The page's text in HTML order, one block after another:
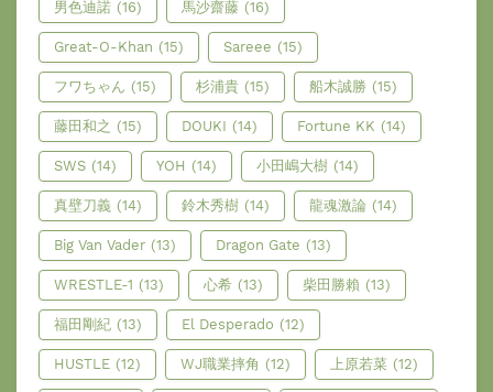
男色迪諾 (16) 馬沙齋藤 (16)
Great-O-Khan (15) Sareee (15)
フワちゃん (15) 杉浦貴 (15) 船木誠勝 (15)
藤田和之 (15) DOUKI (14) Fortune KK (14)
SWS (14) YOH (14) 小田嶋大樹 (14)
真壁刀義 (14) 鈴木秀樹 (14) 龍魂激論 (14)
Big Van Vader (13) Dragon Gate (13)
WRESTLE-1 (13) 心希 (13) 柴田勝賴 (13)
福田剛紀 (13) El Desperado (12)
HUSTLE (12) WJ職業摔角 (12) 上原若菜 (12)